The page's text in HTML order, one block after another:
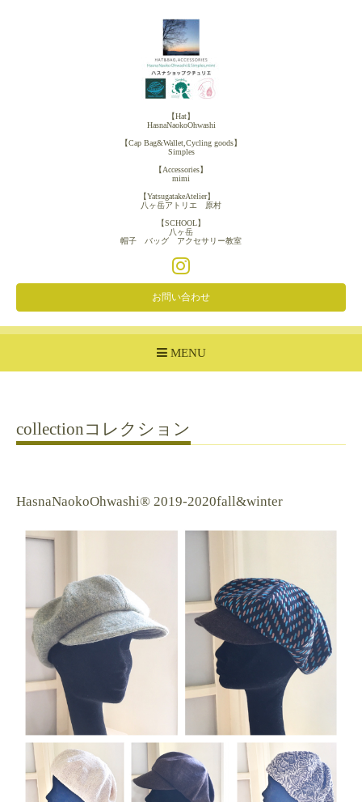
【Hat】
HasnaNaokoOhwashi
【Cap Bag&Wallet,Cycling goods】
Simples
【Accessories】
mimi
【YatsugatakeAtelier】
八ヶ岳アトリエ 原村
【SCHOOL】
八ヶ岳
帽子 バッグ アクセサリー教室
お問い合わせ
MENU
collectionコレクション
HasnaNaokoOhwashi®︎ 2019-2020fall&winter